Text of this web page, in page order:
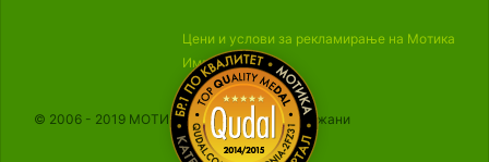
Цени и услови за рекламирање на Мотика
Импресум
© 2006 - 2019 МОТИКА, Сите права се задржани